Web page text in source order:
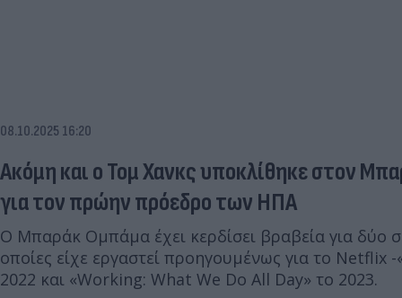
08.10.2025 16:20
Ακόμη και ο Τομ Χανκς υποκλίθηκε στον
για τον πρώην πρόεδρο των ΗΠΑ
Ο Μπαράκ Ομπάμα έχει κερδίσει βραβεία για δύο
οποίες είχε εργαστεί προηγουμένως για το
2022 και «Working: What We Do All Day» το 2023.